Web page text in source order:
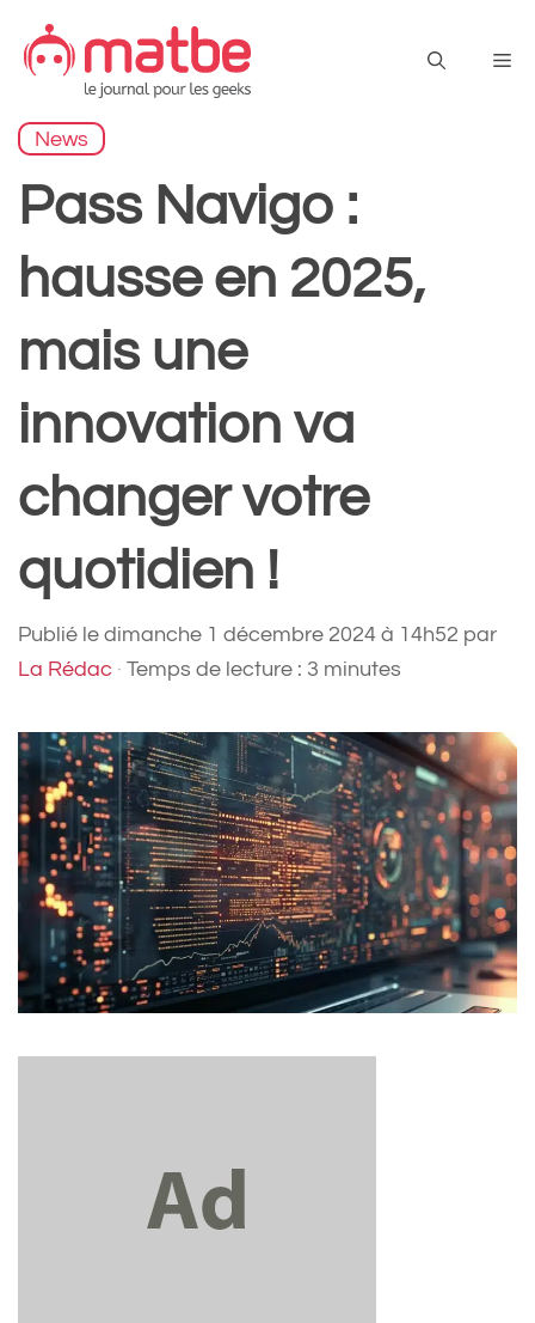
contenu
News
Pass Navigo :
hausse en 2025,
mais une
innovation va
changer votre
quotidien !
Publié le dimanche 1 décembre 2024 à 14h52 par
La Rédac · Temps de lecture : 3 minutes